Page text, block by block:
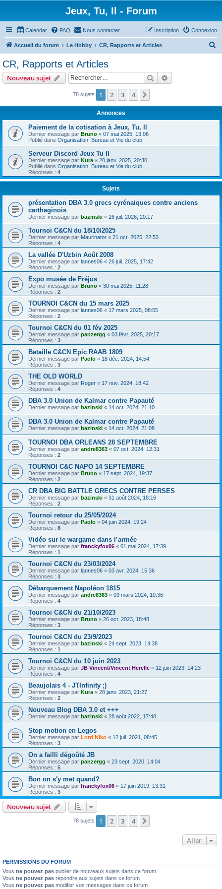
Jeux, Tu, Il - Forum
Calendar FAQ Nous contacter Connexion
Inscription
Accueil du forum Le Hobby CR, Rapports et Articles
CR, Rapports et Articles
Nouveau sujet Rechercher
78 sujets 1 2 3 4
Annonces
Paiement de la cotisation à Jeux, Tu, Il
Dernier message par Bruno « 07 mai 2025, 13:06
Publié dans Organisation, Bureau et Vie du club
Serveur Discord Jeux Tu Il
Dernier message par Kura « 20 janv. 2025, 20:30
Publié dans Organisation, Bureau et Vie du club
Réponses : 4
Sujets
présentation DBA 3.0 grecs cyrénaiques contre anciens
carthaginois
Dernier message par bazinski « 26 juil. 2026, 20:17
Tournoi C&CN du 18/10/2025
Dernier message par Maurinator « 21 oct. 2025, 22:53
Réponses : 4
La vallée D'Uzbin Août 2008
Dernier message par lannes06 « 26 juil. 2025, 17:42
Réponses : 2
Expo musée de Fréjus
Dernier message par Bruno « 30 mai 2025, 11:28
Réponses : 2
TOURNOI C&CN du 15 mars 2025
Dernier message par lannes06 « 17 mars 2025, 08:55
Réponses : 2
Tournoi C&CN du 01 fév 2025
Dernier message par panzergg « 03 févr. 2025, 20:17
Réponses : 3
Bataille C&CN Epic RAAB 1809
Dernier message par Paolo « 18 déc. 2024, 14:54
Réponses : 3
THE OLD WORLD
Dernier message par Roger « 17 nov. 2024, 18:42
Réponses : 4
DBA 3.0 Union de Kalmar contre Papauté
Dernier message par bazinski « 14 oct. 2024, 21:10
DBA 3.0 Union de Kalmar contre Papauté
Dernier message par bazinski « 14 oct. 2024, 21:08
TOURNOI DBA ORLEANS 28 SEPTEMBRE
Dernier message par andre8363 « 07 oct. 2024, 12:31
Réponses : 2
TOURNOI C&C NAPO 14 SEPTEMBRE
Dernier message par Bruno « 17 sept. 2024, 19:37
Réponses : 2
CR DBA BIG BATTLE GRECS CONTRE PERSES
Dernier message par bazinski « 31 août 2024, 18:16
Réponses : 2
Tournoi retour du 25/05/2024
Dernier message par Paolo « 04 juin 2024, 19:24
Réponses : 8
Vidéo sur le wargame dans l’armée
Dernier message par franckyfox06 « 01 mai 2024, 17:39
Réponses : 1
Tournoi C&CN du 23/03/2024
Dernier message par lannes06 « 03 avr. 2024, 15:36
Réponses : 3
Débarquement Napoléon 1815
Dernier message par andre8363 « 09 mars 2024, 10:36
Réponses : 4
Tournoi C&CN du 21/10/2023
Dernier message par Bruno « 26 oct. 2023, 18:48
Réponses : 3
Tournoi C&CN du 23/9/2023
Dernier message par bazinski « 24 sept. 2023, 14:38
Réponses : 1
Tournoi C&CN du 10 juin 2023
Dernier message par JB Vincent/Vincent Herelle « 12 juin 2023, 14:23
Réponses : 4
Beaujolais 4 - JTInfinity ;)
Dernier message par Kura « 28 janv. 2023, 21:27
Réponses : 2
Nouveau Blog DBA 3.0 et +++
Dernier message par bazinski « 28 août 2022, 17:48
Stop motion en Legos
Dernier message par Lord Niko « 12 juil. 2021, 08:45
Réponses : 3
On a failli dégoûté JB
Dernier message par panzergg « 23 sept. 2020, 14:04
Réponses : 5
Bon on s'y met quand?
Dernier message par franckyfox06 « 17 juin 2019, 13:31
Réponses : 3
Nouveau sujet
78 sujets 1 2 3 4
Aller
PERMISSIONS DU FORUM
Vous ne pouvez pas publier de nouveaux sujets dans ce forum
Vous ne pouvez pas répondre aux sujets dans ce forum
Vous ne pouvez pas modifier vos messages dans ce forum